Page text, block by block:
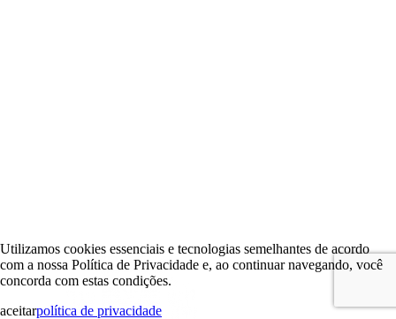
Utilizamos cookies essenciais e tecnologias semelhantes de acordo
com a nossa Política de Privacidade e, ao continuar navegando, você
concorda com estas condições.
aceitarpolítica de privacidade